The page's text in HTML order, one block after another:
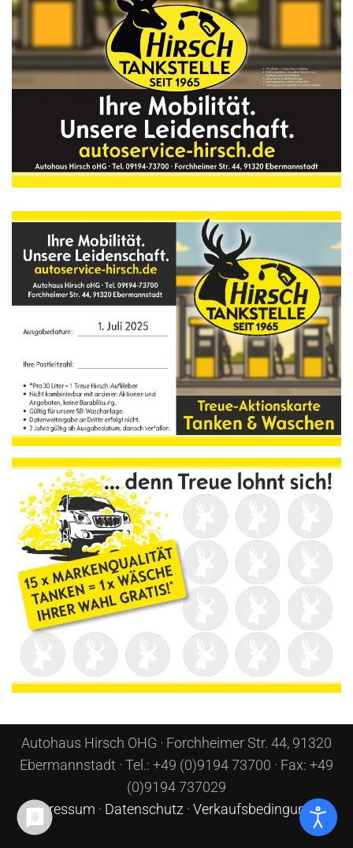
Autohaus Hirsch OHG · Forchheimer Str. 44, 91320
Ebermannstadt · Tel.: +49 (0)9194 73700 · Fax: +49
(0)9194 737029
Impressum · Datenschutz · Verkaufsbedingungen